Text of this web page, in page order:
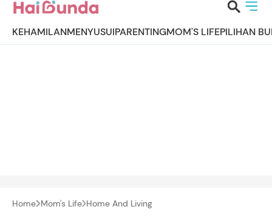
KEHAMILANMENYUSUIPARENTINGMOM'S LIFEPILIHAN
Home Mom's Life Home And Living